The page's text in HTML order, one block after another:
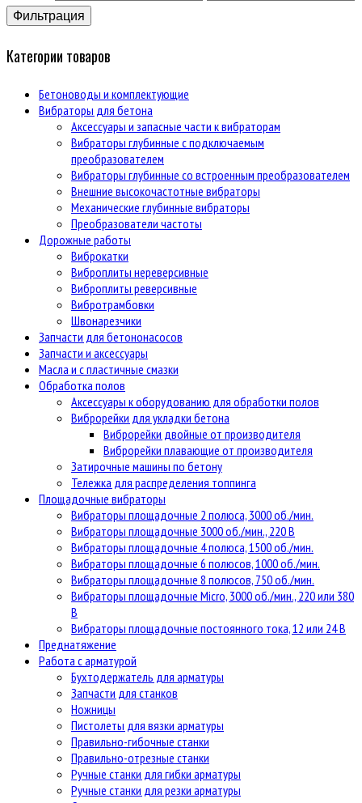
цена
Фильтрация
Категории товаров
Бетоноводы и комплектующие
Вибраторы для бетона
Аксессуары и запасные части к вибраторам
Вибраторы глубинные с подключаемым
преобразователем
Вибраторы глубинные со встроенным преобразователем
Внешние высокочастотные вибраторы
Механические глубинные вибраторы
Преобразователи частоты
Дорожные работы
Виброкатки
Виброплиты нереверсивные
Виброплиты реверсивные
Вибротрамбовки
Швонарезчики
Запчасти для бетононасосов
Запчасти и аксессуары
Масла и с пластичные смазки
Обработка полов
Аксессуары к оборудованию для обработки полов
Виброрейки для укладки бетона
Виброрейки двойные от производителя
Виброрейки плавающие от производителя
Затирочные машины по бетону
Тележка для распределения топпинга
Площадочные вибраторы
Вибраторы площадочные 2 полюса, 3000 об./мин.
Вибраторы площадочные 3000 об./мин., 220 В
Вибраторы площадочные 4 полюса, 1500 об./мин.
Вибраторы площадочные 6 полюсов, 1000 об./мин.
Вибраторы площадочные 8 полюсов, 750 об./мин.
Вибраторы площадочные Micro, 3000 об./мин., 220 или 380
В
Вибраторы площадочные постоянного тока, 12 или 24 В
Преднатяжение
Работа с арматурой
Бухтодержатель для арматуры
Запчасти для станков
Ножницы
Пистолеты для вязки арматуры
Правильно-гибочные станки
Правильно-отрезные станки
Ручные станки для гибки арматуры
Ручные станки для резки арматуры